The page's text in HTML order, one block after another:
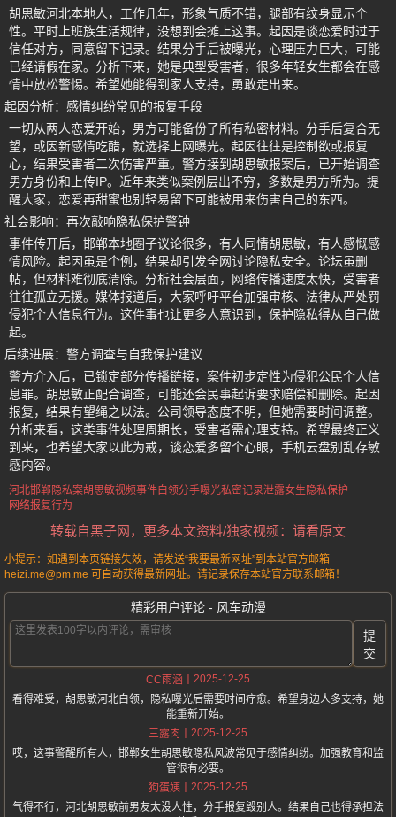
胡思敏河北本地人，工作几年，形象气质不错，腿部有纹身显示个
性。平时上班族生活规律，没想到会摊上这事。起因是谈恋爱时过于
信任对方，同意留下记录。结果分手后被曝光，心理压力巨大，可能
已经请假在家。分析下来，她是典型受害者，很多年轻女生都会在感
情中放松警惕。希望她能得到家人支持，勇敢走出来。
起因分析：感情纠纷常见的报复手段
一切从两人恋爱开始，男方可能备份了所有私密材料。分手后复合无
望，或因新感情吃醋，就选择上网曝光。起因往往是控制欲或报复
心，结果受害者二次伤害严重。警方接到胡思敏报案后，已开始调查
男方身份和上传IP。近年来类似案例层出不穷，多数是男方所为。提
醒大家，恋爱再甜蜜也别轻易留下可能被用来伤害自己的东西。
社会影响：再次敲响隐私保护警钟
事件传开后，邯郸本地圈子议论很多，有人同情胡思敏，有人感慨感
情风险。起因虽是个例，结果却引发全网讨论隐私安全。论坛虽删
帖，但材料难彻底清除。分析社会层面，网络传播速度太快，受害者
往往孤立无援。媒体报道后，大家呼吁平台加强审核、法律从严处罚
侵犯个人信息行为。这件事也让更多人意识到，保护隐私得从自己做
起。
后续进展：警方调查与自我保护建议
警方介入后，已锁定部分传播链接，案件初步定性为侵犯公民个人信
息罪。胡思敏正配合调查，可能还会民事起诉要求赔偿和删除。起因
报复，结果有望绳之以法。公司领导态度不明，但她需要时间调整。
分析来看，这类事件处理周期长，受害者需心理支持。希望最终正义
到来，也希望大家以此为戒，谈恋爱多留个心眼，手机云盘别乱存敏
感内容。
河北邯郸隐私案胡思敏视频事件白领分手曝光私密记录泄露女生隐私保护
网络报复行为
转载自黑子网，更多本文资料/独家视频：请看原文
小提示：如遇到本页链接失效，请发送“我要最新网址”到本站官方邮箱
heizi.me@pm.me 可自动获得最新网址。请记录保存本站官方联系邮箱！
精彩用户评论 - 风车动漫
提
交
CC雨涵
2025-12-25
看得难受，胡思敏河北白领，隐私曝光后需要时间疗愈。希望身边人多支持，她
能重新开始。
三露肉
2025-12-25
哎，这事警醒所有人，邯郸女生胡思敏隐私风波常见于感情纠纷。加强教育和监
管很有必要。
狗蛋姨
2025-12-25
气得不行，河北胡思敏前男友太没人性，分手报复毁别人。结果自己也得承担法